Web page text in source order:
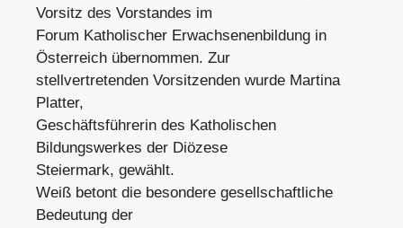
Vorsitz des Vorstandes im
Forum Katholischer Erwachsenenbildung in
Österreich übernommen. Zur
stellvertretenden Vorsitzenden wurde Martina
Platter,
Geschäftsführerin des Katholischen
Bildungswerkes der Diözese
Steiermark, gewählt.
Weiß betont die besondere gesellschaftliche
Bedeutung der